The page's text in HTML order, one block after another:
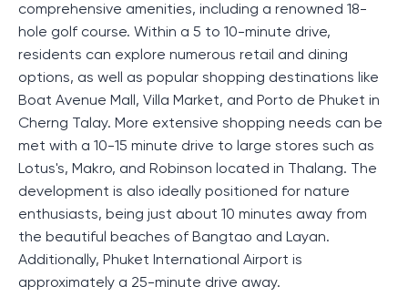
comprehensive amenities, including a renowned 18-
hole golf course. Within a 5 to 10-minute drive,
residents can explore numerous retail and dining
options, as well as popular shopping destinations like
Boat Avenue Mall, Villa Market, and Porto de Phuket in
Cherng Talay. More extensive shopping needs can be
met with a 10-15 minute drive to large stores such as
Lotus's, Makro, and Robinson located in Thalang. The
development is also ideally positioned for nature
enthusiasts, being just about 10 minutes away from
the beautiful beaches of Bangtao and Layan.
Additionally, Phuket International Airport is
approximately a 25-minute drive away.